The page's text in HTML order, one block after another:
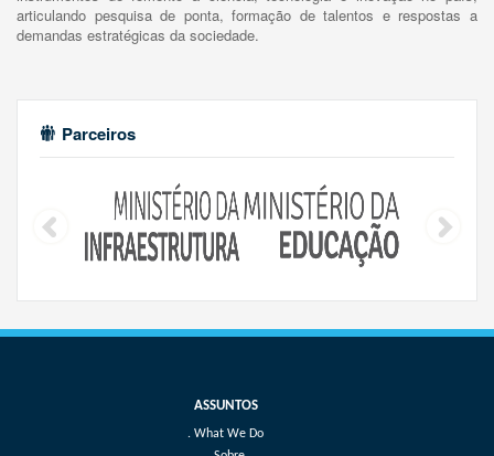
articulando pesquisa de ponta, formação de talentos e respostas a
demandas estratégicas da sociedade.
Parceiros
What We Do